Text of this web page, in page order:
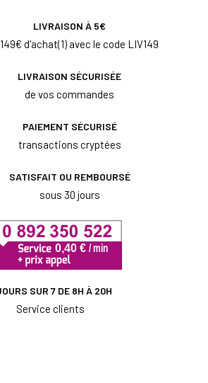
LIVRAISON À 5€
d'achat(1) avec le code LIV149
LIVRAISON SÉCURISÉE
de vos commandes
PAIEMENT SÉCURISÉ
transactions cryptées
SATISFAIT OU REMBOURSÉ
sous 30 jours
SUR 7 DE 8H À 20H
Service clients